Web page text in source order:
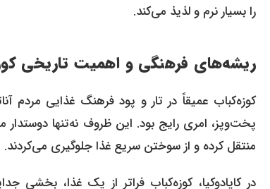
را بسیار نرم و لذیذ می‌کند.
ریشه‌های فرهنگی و اهمیت تاریخی
کوزه‌کباب عمیقاً در تار و پود فرهنگ غذایی مردم
پخت‌وپز، امری رایج بود. این ظروف نه‌تنها
منتقل کرده و از سوختن سریع غذا جلوگیری
در کاپادوکیا، کوزه‌کباب فراتر از یک غذا،